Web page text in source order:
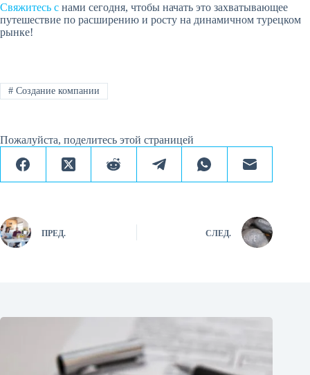
Свяжитесь с нами сегодня, чтобы начать это захватывающее
путешествие по расширению и росту на динамичном турецком
рынке!
#Создание компании
Пожалуйста, поделитесь этой страницей
ПРЕД. СЛЕД.